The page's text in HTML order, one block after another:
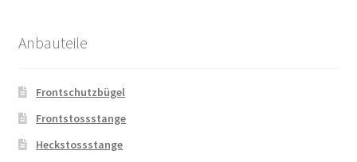
Anbauteile
Frontschutzbügel
Frontstossstange
Heckstossstange